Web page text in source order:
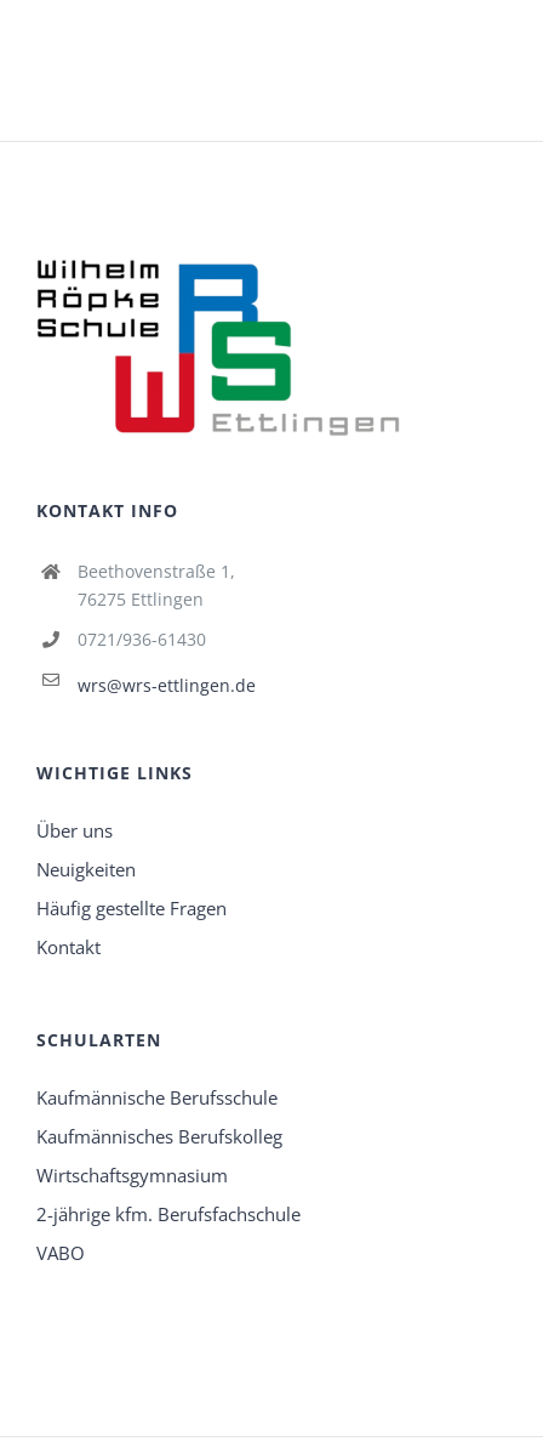
KONTAKT INFO
Beethovenstraße 1,
76275 Ettlingen
0721/936-61430
wrs@wrs-ettlingen.de
WICHTIGE LINKS
Über uns
Neuigkeiten
Häufig gestellte Fragen
Kontakt
SCHULARTEN
Kaufmännische Berufsschule
Kaufmännisches Berufskolleg
Wirtschaftsgymnasium
2-jährige kfm. Berufsfachschule
VABO